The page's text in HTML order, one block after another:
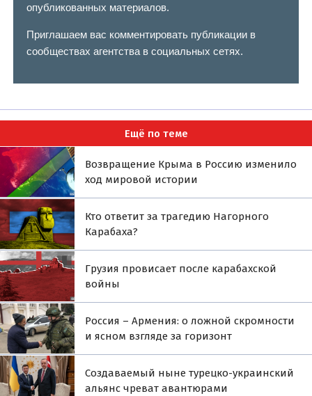
опубликованных материалов.
Приглашаем вас комментировать публикации в
сообществах агентства в социальных сетях.
Ещё по теме
Возвращение Крыма в Россию изменило
ход мировой истории
Кто ответит за трагедию Нагорного
Карабаха?
Грузия провисает после карабахской
войны
Россия – Армения: о ложной скромности
и ясном взгляде за горизонт
Создаваемый ныне турецко-украинский
альянс чреват авантюрами